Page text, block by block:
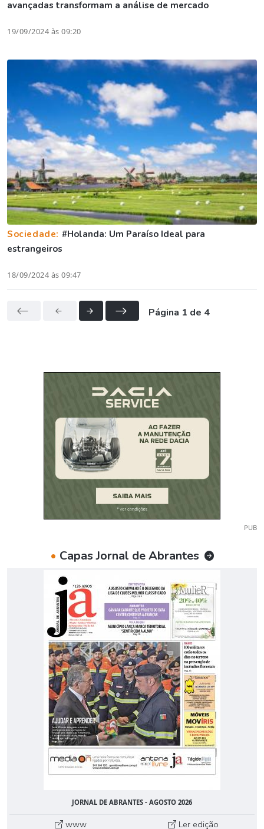
avançadas transformam a análise de mercado
19/09/2024 às 09:20
Sociedade: #Holanda: Um Paraíso Ideal para
estrangeiros
18/09/2024 às 09:47
Página 1 de 4
PUB
• Capas Jornal de Abrantes
JORNAL DE ABRANTES - AGOSTO 2026
www Ler edição